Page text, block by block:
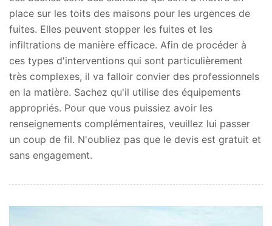
place sur les toits des maisons pour les urgences de
fuites. Elles peuvent stopper les fuites et les
infiltrations de manière efficace. Afin de procéder à
ces types d'interventions qui sont particulièrement
très complexes, il va falloir convier des professionnels
en la matière. Sachez qu'il utilise des équipements
appropriés. Pour que vous puissiez avoir les
renseignements complémentaires, veuillez lui passer
un coup de fil. N'oubliez pas que le devis est gratuit et
sans engagement.